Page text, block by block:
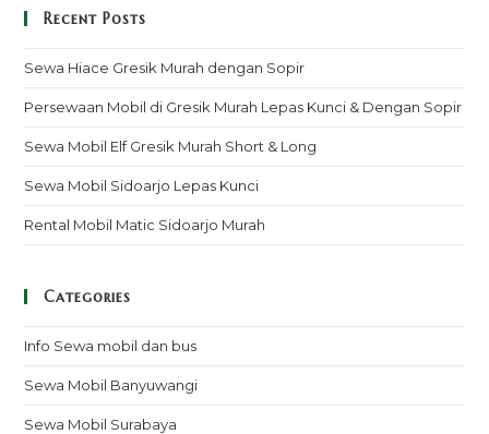
Recent Posts
Sewa Hiace Gresik Murah dengan Sopir
Persewaan Mobil di Gresik Murah Lepas Kunci & Dengan Sopir
Sewa Mobil Elf Gresik Murah Short & Long
Sewa Mobil Sidoarjo Lepas Kunci
Rental Mobil Matic Sidoarjo Murah
Categories
Info Sewa mobil dan bus
Sewa Mobil Banyuwangi
Sewa Mobil Surabaya